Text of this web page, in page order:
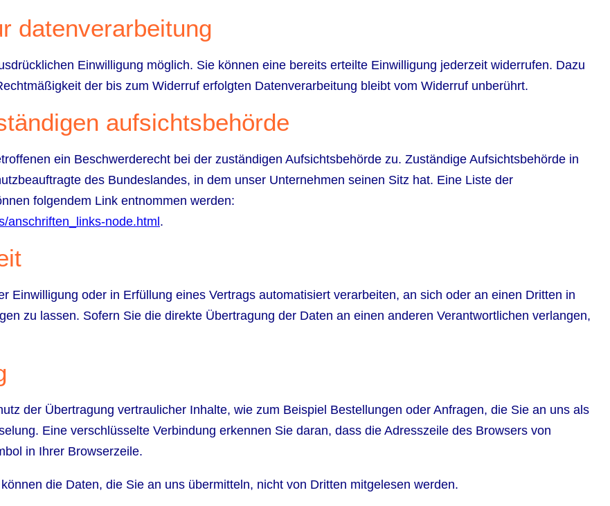
datenverarbeitung
Einwilligung möglich. Sie können eine bereits erteilte Einwilligung jederzeit widerrufen. Dazu
der bis zum Widerruf erfolgten Datenverarbeitung bleibt vom Widerruf unberührt.
aufsichtsbehörde
ein Beschwerderecht bei der zuständigen Aufsichtsbehörde zu. Zuständige Aufsichtsbehörde in
des Bundeslandes, in dem unser Unternehmen seinen Sitz hat. Eine Liste der
folgendem Link entnommen werden:
anschriften_links-node.html .
Einwilligung oder in Erfüllung eines Vertrags automatisiert verarbeiten, an sich oder an einen Dritten in
zu lassen. Sofern Sie die direkte Übertragung der Daten an einen anderen Verantwortlichen verlangen,
der Übertragung vertraulicher Inhalte, wie zum Beispiel Bestellungen oder Anfragen, die Sie an uns als
Eine verschlüsselte Verbindung erkennen Sie daran, dass die Adresszeile des Browsers von
in Ihrer Browserzeile.
die Daten, die Sie an uns übermitteln, nicht von Dritten mitgelesen werden.